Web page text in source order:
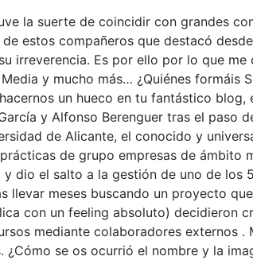
la suerte de coincidir con grandes
estos compañeros que destacó
irreverencia. Es por ello por lo que
y mucho más… ¿Quiénes
un hueco en tu fantástico
y Alfonso Berenguer tras el paso
de Alicante, el conocido y
de grupo empresas de
dio el salto a la gestión de uno de
llevar meses buscando un proyecto
con un feeling absoluto) decidieron
mediante colaboradores externos
se os ocurrió el nombre y la